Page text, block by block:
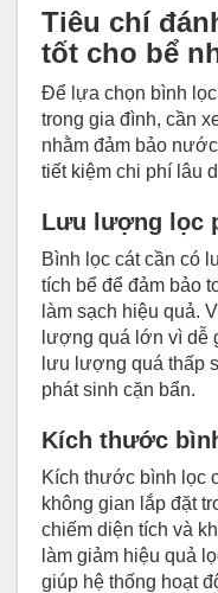
Tiêu chí
tốt cho bể
Để lựa chọn bình
trong gia đình, cần
nhằm đảm bảo
tiết kiệm chi phí lâu
Lưu lượng lọc
Bình lọc cát cần có
tích bể để đảm bảo
làm sạch hiệu quả.
lượng quá lớn vì dễ
lưu lượng quá thấp
phát sinh cặn bẩn.
Kích thước
Kích thước bình lọc
không gian lắp đặt
chiếm diện tích và
làm giảm hiệu quả
giúp hệ thống hoạt